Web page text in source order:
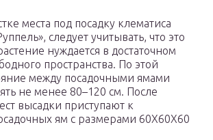
места под посадку клематиса
следует учитывать, что это
нуждается в достаточном
пространства. По этой
между посадочными ямами
не менее 80–120 см. После
высадки приступают к
ям с размерами 60Х60Х60